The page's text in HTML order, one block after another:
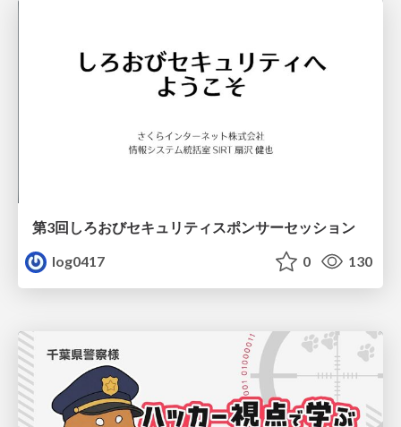
第3回しろおびセキュリティスポンサーセッション
log0417
0 130